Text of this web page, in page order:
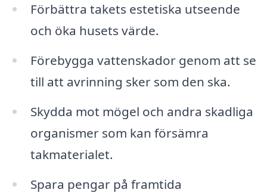
Förbättra takets estetiska utseende
och öka husets värde.
Förebygga vattenskador genom att se
till att avrinning sker som den ska.
Skydda mot mögel och andra skadliga
organismer som kan försämra
takmaterialet.
Spara pengar på framtida